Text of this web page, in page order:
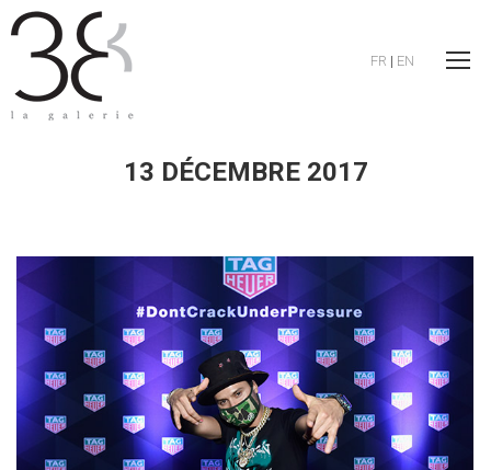
FR | EN
13 DÉCEMBRE 2017